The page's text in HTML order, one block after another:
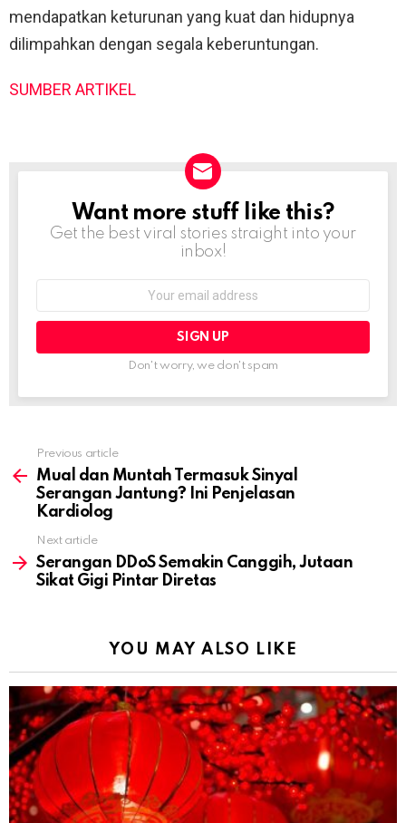
mendapatkan keturunan yang kuat dan hidupnya
dilimpahkan dengan segala keberuntungan.
SUMBER ARTIKEL
NEWSLETTER
Want more stuff like this?
Get the best viral stories straight into your
inbox!
Don't worry, we don't spam
more
Previous article
Mual dan Muntah Termasuk Sinyal
Serangan Jantung? Ini Penjelasan
Kardiolog
Next article
Serangan DDoS Semakin Canggih, Jutaan
Sikat Gigi Pintar Diretas
YOU MAY ALSO LIKE